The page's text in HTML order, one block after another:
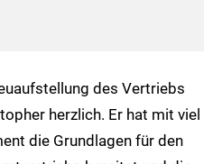
des Vertriebs
herzlich. Er hat mit viel
die Grundlagen für den